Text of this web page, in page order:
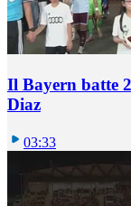
Il Bayern batte
Diaz
03:33